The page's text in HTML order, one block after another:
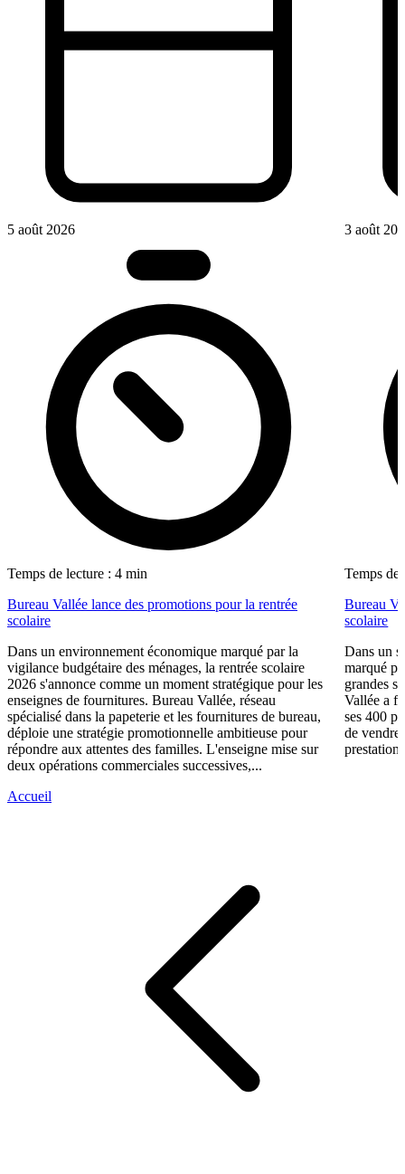
5 août 2026
Temps de lecture : 4 min
Bureau Vallée lance des promotions pour la rentrée
scolaire
Dans un environnement économique marqué par la
vigilance budgétaire des ménages, la rentrée scolaire
2026 s'annonce comme un moment stratégique pour les
enseignes de fournitures. Bureau Vallée, réseau
spécialisé dans la papeterie et les fournitures de bureau,
déploie une stratégie promotionnelle ambitieuse pour
répondre aux attentes des familles. L'enseigne mise sur
deux opérations commerciales successives,...
3 août
Temps de
Bureau
scolaire
Dans un
marqué
grandes
Vallée a
ses 400
de vendre
Accueil